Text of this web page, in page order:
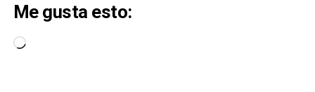
Me gusta esto:
Cargando...